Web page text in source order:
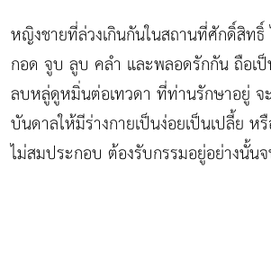
หญิงชายที่ล่วงเกินกันในสถานที่ศักดิ์สิทธิ์
กอด จูบ ลูบ คลำ และพลอดรักกัน ถือเป็
ลบหลู่ดูหมิ่นต่อเทวดา ที่ท่านรักษาอยู่ จ
บันดาลให้มีร่างกายเป็นง่อยเป็นเปลี้ย
ไม่สมประกอบ ต้องรับกรรมอยู่อย่างนั้น